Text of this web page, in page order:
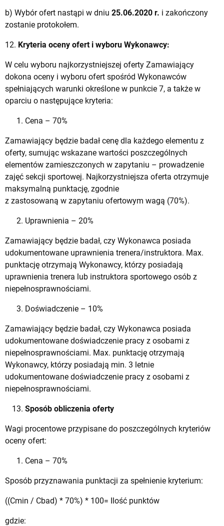
b) Wybór ofert nastąpi w dniu 25.06.2020 r. i zakończony
zostanie protokołem.
12. Kryteria oceny ofert i wyboru Wykonawcy:
W celu wyboru najkorzystniejszej oferty Zamawiający
dokona oceny i wyboru ofert spośród Wykonawców
spełniających warunki określone w punkcie 7, a także w
oparciu o następujące kryteria:
Cena – 70%
Zamawiający będzie badał cenę dla każdego elementu z
oferty, sumując wskazane wartości poszczególnych
elementów zamieszczonych w zapytaniu – prowadzenie
zajęć sekcji sportowej. Najkorzystniejsza oferta otrzymuje
maksymalną punktację, zgodnie
z zastosowaną w zapytaniu ofertowym wagą (70%).
Uprawnienia – 20%
Zamawiający będzie badał, czy Wykonawca posiada
udokumentowane uprawnienia trenera/instruktora. Max.
punktację otrzymają Wykonawcy, którzy posiadają
uprawnienia trenera lub instruktora sportowego osób z
niepełnosprawnościami.
Doświadczenie – 10%
Zamawiający będzie badał, czy Wykonawca posiada
udokumentowane doświadczenie pracy z osobami z
niepełnosprawnościami. Max. punktację otrzymają
Wykonawcy, którzy posiadają min. 3 letnie
udokumentowane doświadczenie pracy z osobami z
niepełnosprawnościami.
Sposób obliczenia oferty
Wagi procentowe przypisane do poszczególnych kryteriów
oceny ofert:
Cena – 70%
Sposób przyznawania punktacji za spełnienie kryterium:
((Cmin / Cbad) * 70%) * 100= Ilość punktów
gdzie: